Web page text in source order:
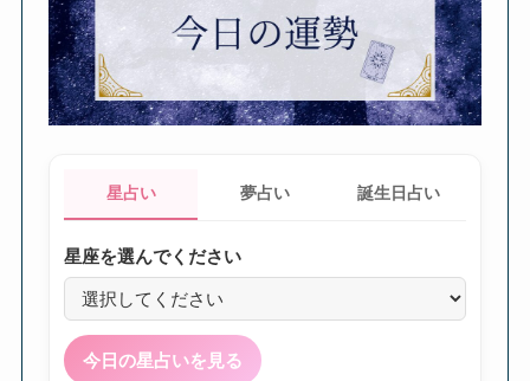
星占い 夢占い 誕生日占い
星座を選んでください
今日の星占いを見る